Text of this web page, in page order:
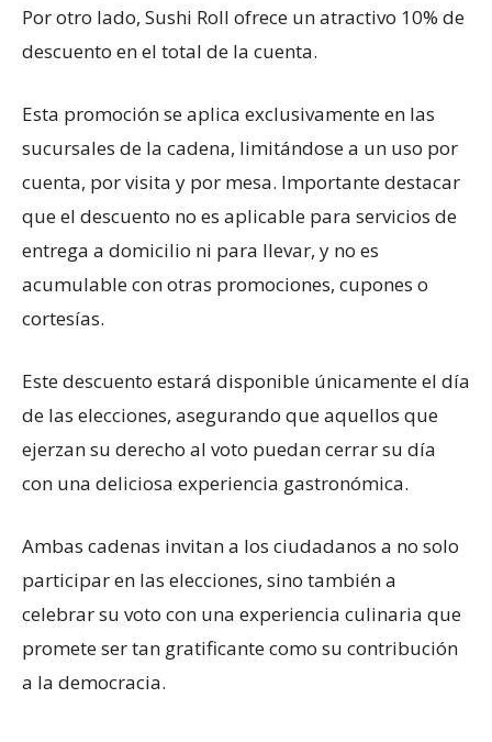
Por otro lado, Sushi Roll ofrece un atractivo 10% de
descuento en el total de la cuenta.
Esta promoción se aplica exclusivamente en las
sucursales de la cadena, limitándose a un uso por
cuenta, por visita y por mesa. Importante destacar
que el descuento no es aplicable para servicios de
entrega a domicilio ni para llevar, y no es
acumulable con otras promociones, cupones o
cortesías.
Este descuento estará disponible únicamente el día
de las elecciones, asegurando que aquellos que
ejerzan su derecho al voto puedan cerrar su día
con una deliciosa experiencia gastronómica.
Ambas cadenas invitan a los ciudadanos a no solo
participar en las elecciones, sino también a
celebrar su voto con una experiencia culinaria que
promete ser tan gratificante como su contribución
a la democracia.